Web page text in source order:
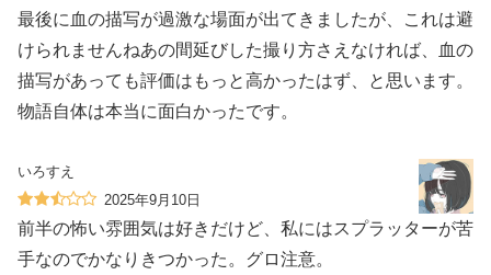
最後に血の描写が過激な場面が出てきましたが、これは避
けられませんねあの間延びした撮り方さえなければ、血の
描写があっても評価はもっと高かったはず、と思います。
物語自体は本当に面白かったです。
いろすえ
2025年9月10日
前半の怖い雰囲気は好きだけど、私にはスプラッターが苦
手なのでかなりきつかった。グロ注意。